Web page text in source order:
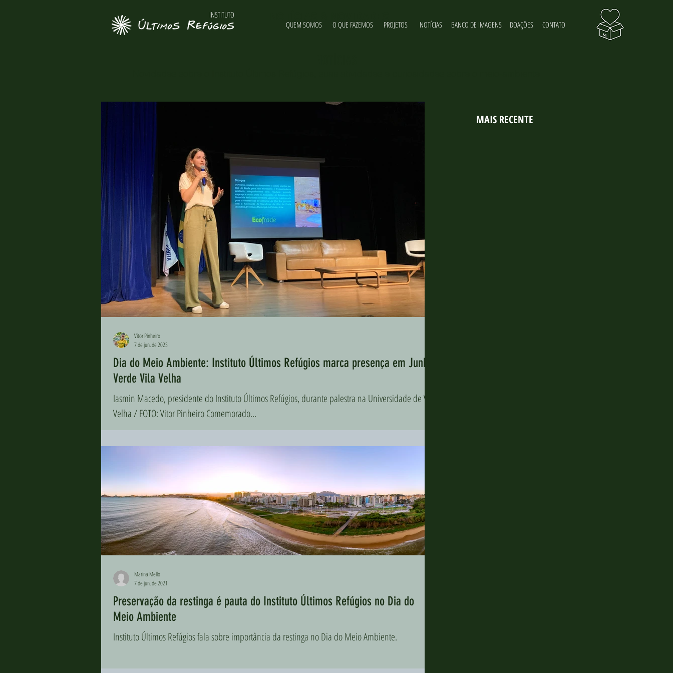
Dia do Meio Ambiente: Instituto Últimos Refúgios marca presença em Junho
Verde Vila Velha
Iasmin Macedo, presidente do Instituto Últimos Refúgios, durante palestra na Universidade de Vila
Velha / FOTO: Vitor Pinheiro Comemorado...
Vitor Pinheiro
7 de jun. de 2023
Preservação da restinga é pauta do Instituto Últimos Refúgios no Dia do
Meio Ambiente
Instituto Últimos Refúgios fala sobre importância da restinga no Dia do Meio Ambiente.
Marina Mello
7 de jun. de 2021
MAIS RECENTE
INSTITUTO
QUEM SOMOS
O QUE FAZEMOS PROJETOS NOTÍCIAS BANCO DE IMAGENS DOAÇÕES CONTATO